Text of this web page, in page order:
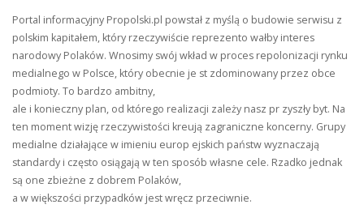
Portal informacyjny Propolski.pl powstał z myślą o budowie serwisu z
polskim kapitałem, który rzeczywiście reprezento wałby interes
narodowy Polaków. Wnosimy swój wkład w proces repolonizacji rynku
medialnego w Polsce, który obecnie je st zdominowany przez obce
podmioty. To bardzo ambitny,
ale i konieczny plan, od którego realizacji zależy nasz pr zyszły byt. Na
ten moment wizję rzeczywistości kreują zagraniczne koncerny. Grupy
medialne działające w imieniu europ ejskich państw wyznaczają
standardy i często osiągają w ten sposób własne cele. Rzadko jednak
są one zbieżne z dobrem Polaków,
a w większości przypadków jest wręcz przeciwnie.